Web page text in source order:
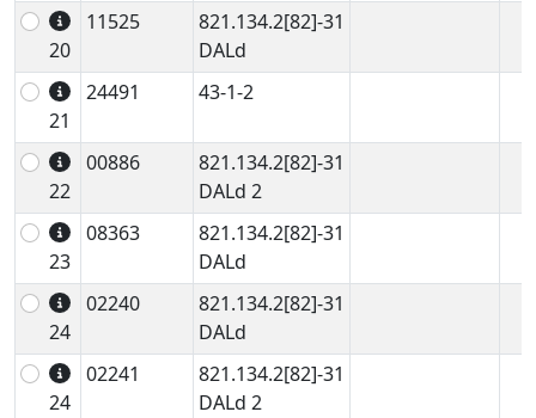
20
11525
821.134.2[82]-31
DALd
21
24491 43-1-2
22
00886
821.134.2[82]-31
DALd 2
23
08363
821.134.2[82]-31
DALd
24
02240
821.134.2[82]-31
DALd
24
02241
821.134.2[82]-31
DALd 2